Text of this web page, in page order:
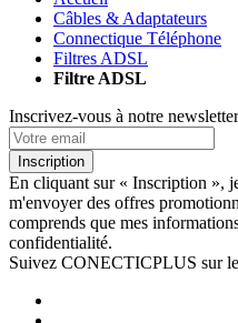
Câbles & Adaptateurs
Connectique Téléphone
Filtres ADSL
Filtre ADSL
Inscrivez-vous à notre
Inscription
En cliquant sur « Inscription »,
m'envoyer des offres
comprends que mes
confidentialité.
Suivez CONECTICPLUS sur